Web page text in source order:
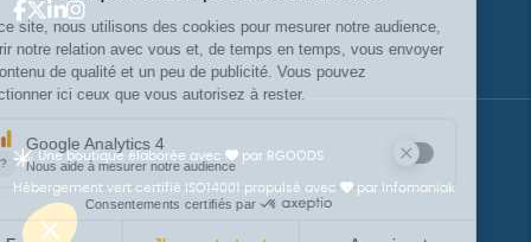
Une boutique élaborée avec par RGOODS
Hébergement vert certifié ISO14001 propulsé avec par Infomaniak